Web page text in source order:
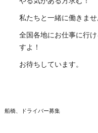
私たちと一緒に働きませ
全国各地にお仕事に行
すよ！
お待ちしています。
船橋、ドライバー募集